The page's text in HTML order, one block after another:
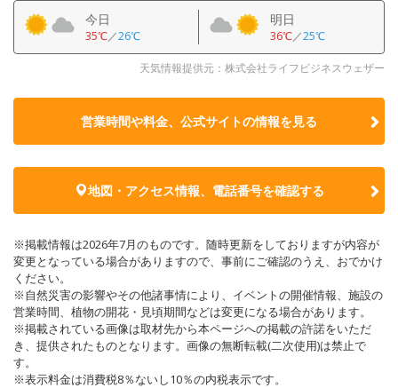
今日
35℃／26℃
明日
36℃／25℃
天気情報提供元：株式会社ライフビジネスウェザー
営業時間や料金、公式サイトの情報を見る
地図・アクセス情報、電話番号を確認する
※掲載情報は2026年7月のものです。随時更新をしておりますが内容が
変更となっている場合がありますので、事前にご確認のうえ、おでかけ
ください。
※自然災害の影響やその他諸事情により、イベントの開催情報、施設の
営業時間、植物の開花・見頃期間などは変更になる場合があります。
※掲載されている画像は取材先から本ページへの掲載の許諾をいただ
き、提供されたものとなります。画像の無断転載(二次使用)は禁止で
す。
※表示料金は消費税8％ないし10％の内税表示です。